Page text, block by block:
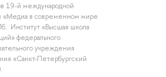
19-й международной
«Медиа в современном мире.
Институт «Высшая школа
федерального
учреждения
«Санкт-Петербургский